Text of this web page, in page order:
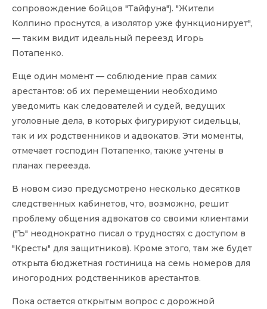
сопровождение бойцов "Тайфуна"). "Жители
Колпино проснутся, а изолятор уже функционирует",
— таким видит идеальный переезд Игорь
Потапенко.
Еще один момент — соблюдение прав самих
арестантов: об их перемещении необходимо
уведомить как следователей и судей, ведущих
уголовные дела, в которых фигурируют сидельцы,
так и их родственников и адвокатов. Эти моменты,
отмечает господин Потапенко, также учтены в
планах переезда.
В новом сизо предусмотрено несколько десятков
следственных кабинетов, что, возможно, решит
проблему общения адвокатов со своими клиентами
("Ъ" неоднократно писал о трудностях с доступом в
"Кресты" для защитников). Кроме этого, там же будет
открыта бюджетная гостиница на семь номеров для
иногородних родственников арестантов.
Пока остается открытым вопрос с дорожной